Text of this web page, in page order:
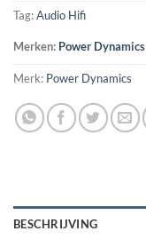
Tag:Audio Hifi
Merken: Power Dynamics
Merk: Power Dynamics
BESCHRIJVING